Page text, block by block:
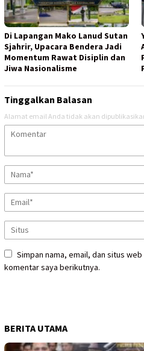
Di Lapangan Mako Lanud Sutan
Sjahrir, Upacara Bendera Jadi
Momentum Rawat Disiplin dan
Jiwa Nasionalisme
Tinggalkan Balasan
Alamat email Anda tidak akan
Simpan nama, email, dan situs
komentar saya berikutnya.
BERITA UTAMA